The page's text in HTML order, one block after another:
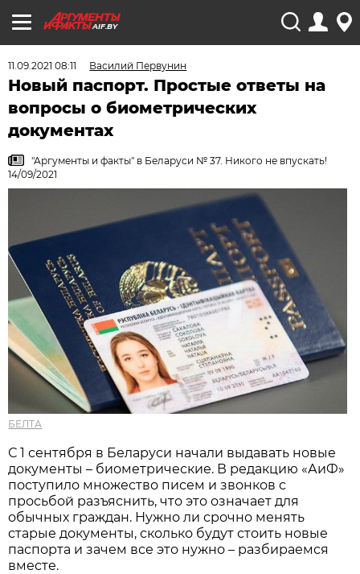
AIF.BY
11.09.2021 08:11 Василий Первунин
Новый паспорт. Простые ответы на
вопросы о биометрических
документах
"Аргументы и факты" в Беларуси № 37. Никого не впускать!
14/09/2021
БЕЛТА
С 1 сентября в Беларуси начали выдавать новые
документы – биометрические. В редакцию «АиФ»
поступило множество писем и звонков с
просьбой разъяснить, что это означает для
обычных граждан. Нужно ли срочно менять
старые документы, сколько будут стоить новые
паспорта и зачем все это нужно – разбираемся
вместе.